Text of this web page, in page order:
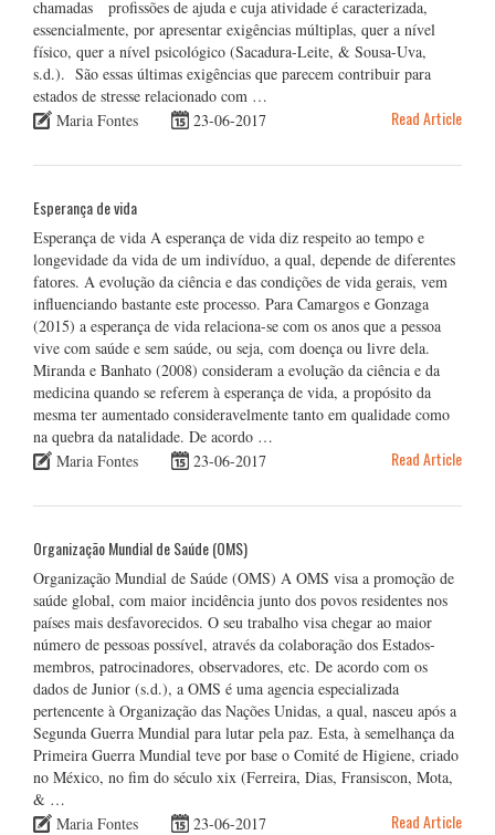
chamadas profissões de ajuda e cuja atividade é caracterizada,
essencialmente, por apresentar exigências múltiplas, quer a nível
físico, quer a nível psicológico (Sacadura-Leite, & Sousa-Uva,
s.d.). São essas últimas exigências que parecem contribuir para
estados de stresse relacionado com …
Maria Fontes
23-06-2017 Read Article
Esperança de vida
Esperança de vida A esperança de vida diz respeito ao tempo e
longevidade da vida de um indivíduo, a qual, depende de diferentes
fatores. A evolução da ciência e das condições de vida gerais, vem
influenciando bastante este processo. Para Camargos e Gonzaga
(2015) a esperança de vida relaciona-se com os anos que a pessoa
vive com saúde e sem saúde, ou seja, com doença ou livre dela.
Miranda e Banhato (2008) consideram a evolução da ciência e da
medicina quando se referem à esperança de vida, a propósito da
mesma ter aumentado consideravelmente tanto em qualidade como
na quebra da natalidade. De acordo …
Maria Fontes
23-06-2017 Read Article
Organização Mundial de Saúde (OMS)
Organização Mundial de Saúde (OMS) A OMS visa a promoção de
saúde global, com maior incidência junto dos povos residentes nos
países mais desfavorecidos. O seu trabalho visa chegar ao maior
número de pessoas possível, através da colaboração dos Estados-
membros, patrocinadores, observadores, etc. De acordo com os
dados de Junior (s.d.), a OMS é uma agencia especializada
pertencente à Organização das Nações Unidas, a qual, nasceu após a
Segunda Guerra Mundial para lutar pela paz. Esta, à semelhança da
Primeira Guerra Mundial teve por base o Comité de Higiene, criado
no México, no fim do século xix (Ferreira, Dias, Fransiscon, Mota,
& …
Maria Fontes
23-06-2017 Read Article